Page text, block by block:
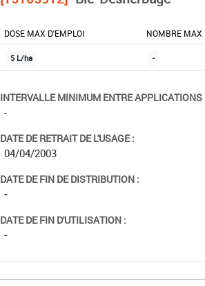
DOSE MAX D'EMPLOI NOMBRE MAX
5 L/ha -
INTERVALLE MINIMUM ENTRE APPLICATIONS
-
DATE DE RETRAIT DE L'USAGE :
04/04/2003
DATE DE FIN DE DISTRIBUTION :
-
DATE DE FIN D'UTILISATION :
-